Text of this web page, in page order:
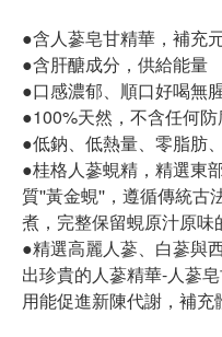
●含人蔘皂甘精華，補充
●含肝醣成分，供給能量
●口感濃郁、順口好喝無
●100%天然，不含任何
●低鈉、低熱量、零脂肪
●桂格人蔘蜆精，精選東
質''黃金蜆''，遵循傳統古
煮，完整保留蜆原汁原
●精選高麗人蔘、白蔘與
出珍貴的人蔘精華-人蔘
用能促進新陳代謝，補